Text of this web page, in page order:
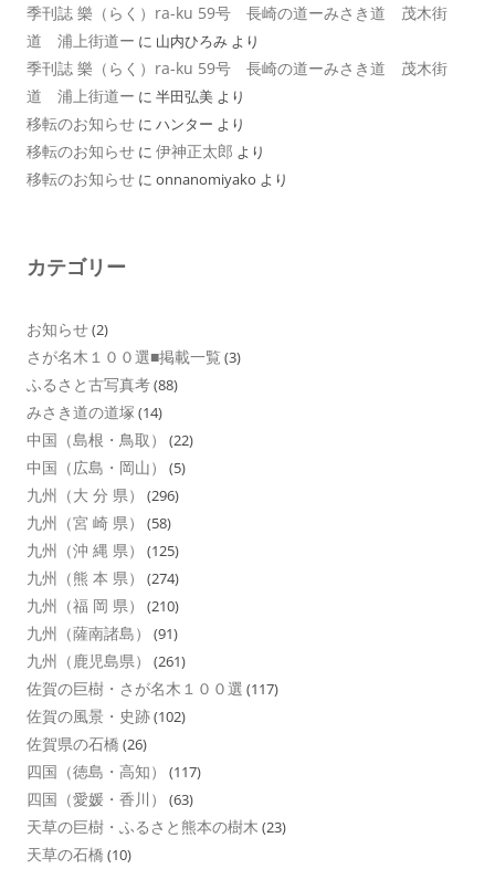
季刊誌 樂（らく）ra-ku 59号 長崎の道ーみさき道 茂木街
道 浦上街道ー に 山内ひろみ より
季刊誌 樂（らく）ra-ku 59号 長崎の道ーみさき道 茂木街
道 浦上街道ー に 半田弘美 より
移転のお知らせ に ハンター より
移転のお知らせ に 伊神正太郎 より
移転のお知らせ に onnanomiyako より
カテゴリー
お知らせ(2)
さが名木１００選■掲載一覧 (3)
ふるさと古写真考(88)
みさき道の道塚 (14)
中国（島根・鳥取） (22)
中国（広島・岡山） (5)
九州（大 分 県） (296)
九州（宮 崎 県） (58)
九州（沖 縄 県） (125)
九州（熊 本 県） (274)
九州（福 岡 県） (210)
九州（薩南諸島） (91)
九州（鹿児島県） (261)
佐賀の巨樹・さが名木１００選 (117)
佐賀の風景・史跡(102)
佐賀県の石橋 (26)
四国（徳島・高知） (117)
四国（愛媛・香川） (63)
天草の巨樹・ふるさと熊本の樹木 (23)
天草の石橋 (10)